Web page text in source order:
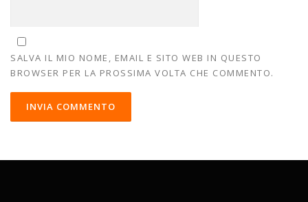
SALVA IL MIO NOME, EMAIL E SITO WEB IN QUESTO
BROWSER PER LA PROSSIMA VOLTA CHE COMMENTO.